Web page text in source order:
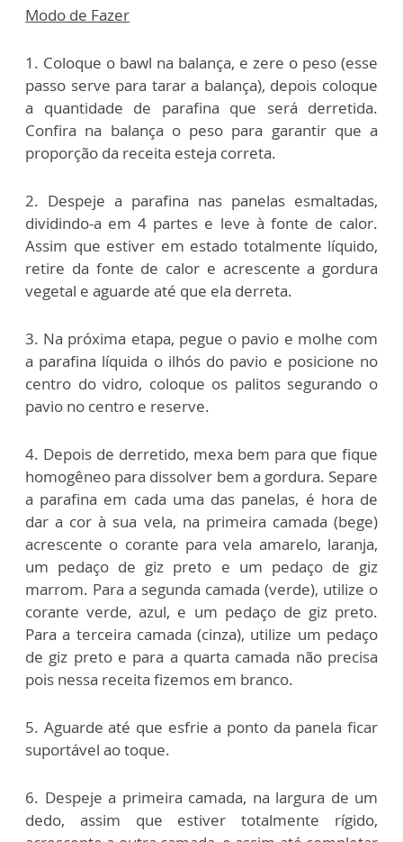
Modo de Fazer
1. Coloque o bawl na balança, e zere o peso (esse
passo serve para tarar a balança), depois coloque
a quantidade de parafina que será derretida.
Confira na balança o peso para garantir que a
proporção da receita esteja correta.
2. Despeje a parafina nas panelas esmaltadas,
dividindo-a em 4 partes e leve à fonte de calor.
Assim que estiver em estado totalmente líquido,
retire da fonte de calor e acrescente a gordura
vegetal e aguarde até que ela derreta.
3. Na próxima etapa, pegue o pavio e molhe com
a parafina líquida o ilhós do pavio e posicione no
centro do vidro, coloque os palitos segurando o
pavio no centro e reserve.
4. Depois de derretido, mexa bem para que fique
homogêneo para dissolver bem a gordura. Separe
a parafina em cada uma das panelas, é hora de
dar a cor à sua vela, na primeira camada (bege)
acrescente o corante para vela amarelo, laranja,
um pedaço de giz preto e um pedaço de giz
marrom. Para a segunda camada (verde), utilize o
corante verde, azul, e um pedaço de giz preto.
Para a terceira camada (cinza), utilize um pedaço
de giz preto e para a quarta camada não precisa
pois nessa receita fizemos em branco.
5. Aguarde até que esfrie a ponto da panela ficar
suportável ao toque.
6. Despeje a primeira camada, na largura de um
dedo, assim que estiver totalmente rígido,